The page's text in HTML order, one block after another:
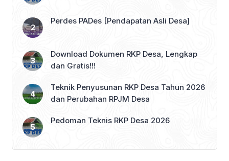
Perdes PADes [Pendapatan Asli Desa]
Download Dokumen RKP Desa, Lengkap
dan Gratis!!!
Teknik Penyusunan RKP Desa Tahun 2026
dan Perubahan RPJM Desa
Pedoman Teknis RKP Desa 2026